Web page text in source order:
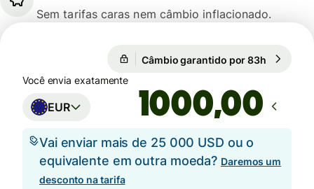
Sem tarifas caras nem câmbio inflacionado.
Câmbio garantido por 83h
Você envia exatamente
EUR ,00
Vai enviar mais de 25 000 USD ou o
equivalente em outra moeda? Daremos um
desconto na tarifa